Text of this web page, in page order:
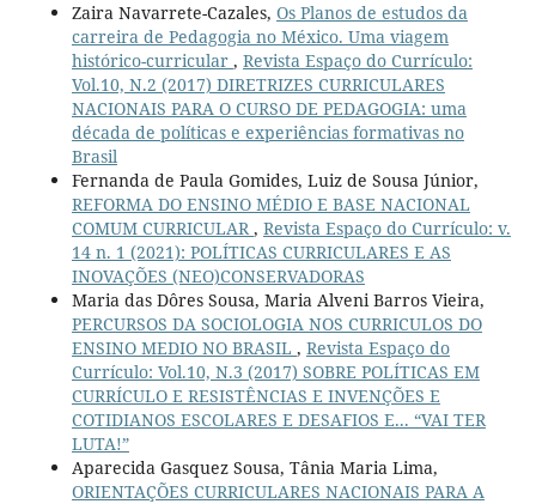
Zaira Navarrete-Cazales, Os Planos de estudos da
carreira de Pedagogia no México. Uma viagem
histórico-curricular , Revista Espaço do Currículo:
Vol.10, N.2 (2017) DIRETRIZES CURRICULARES
NACIONAIS PARA O CURSO DE PEDAGOGIA: uma
década de políticas e experiências formativas no
Brasil
Fernanda de Paula Gomides, Luiz de Sousa Júnior,
REFORMA DO ENSINO MÉDIO E BASE NACIONAL
COMUM CURRICULAR, Revista Espaço do Currículo: v.
14 n. 1 (2021): POLÍTICAS CURRICULARES E AS
INOVAÇÕES (NEO)CONSERVADORAS
Maria das Dôres Sousa, Maria Alveni Barros Vieira,
PERCURSOS DA SOCIOLOGIA NOS CURRICULOS DO
ENSINO MEDIO NO BRASIL , Revista Espaço do
Currículo: Vol.10, N.3 (2017) SOBRE POLÍTICAS EM
CURRÍCULO E RESISTÊNCIAS E INVENÇÕES E
COTIDIANOS ESCOLARES E DESAFIOS E... “VAI TER
LUTA!”
Aparecida Gasquez Sousa, Tânia Maria Lima,
ORIENTAÇÕES CURRICULARES NACIONAIS PARA A